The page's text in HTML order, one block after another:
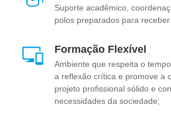
Suporte acadêmico,
polos preparados para
Formação Flexível
Ambiente que respeita o
a reflexão crítica e promove a
projeto profissional sólido e
necessidades da sociedade;